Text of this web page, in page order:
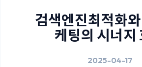
검색엔진최적화
케팅의 시너지
2025-04-17